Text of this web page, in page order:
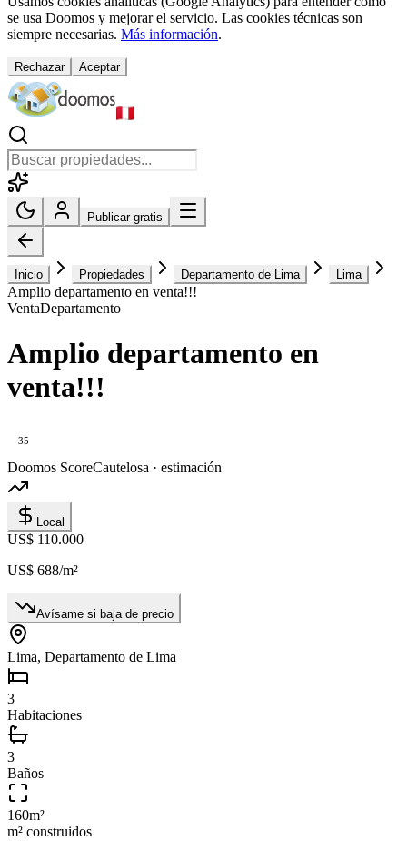
se usa Doomos y mejorar el servicio. Las cookies técnicas son
siempre necesarias. Más información.
Rechazar Aceptar
Publicar gratis
Inicio Propiedades Departamento de Lima Lima
Amplio departamento en venta!!!
VentaDepartamento
Amplio departamento en
venta!!!
35
Doomos ScoreCautelosa · estimación
Local
US$ 110.000
US$ 688/m²
Avísame si baja de precio
Lima, Departamento de Lima
3
Habitaciones
3
Baños
160m²
m² construidos